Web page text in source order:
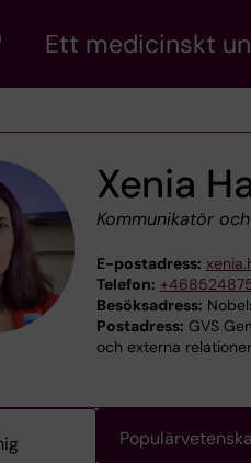
Ett medicinskt
Xenia
Kommunikatör
E-postadress:
Telefon:
Besöksadress:
Postadress: GVS
och externa